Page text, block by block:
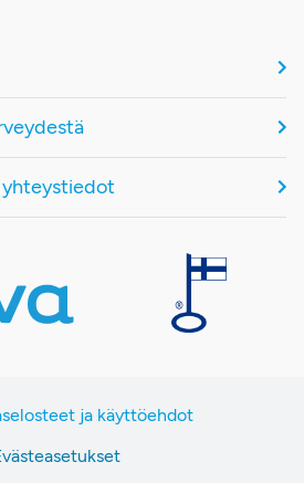
ja käyttöehdot